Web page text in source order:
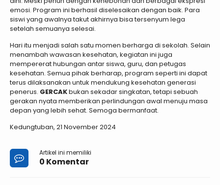
emosi. Program ini berhasil diselesaikan dengan baik. Para
siswi yang awalnya takut akhirnya bisa tersenyum lega
setelah semuanya selesai.
Hari itu menjadi salah satu momen berharga di sekolah. Selain
menambah wawasan kesehatan, kegiatan ini juga
mempererat hubungan antar siswa, guru, dan petugas
kesehatan. Semua pihak berharap, program seperti ini dapat
terus dilaksanakan untuk mendukung kesehatan generasi
penerus. GERCAKbukan sekadar singkatan, tetapi sebuah
gerakan nyata memberikan perlindungan awal menuju masa
depan yang lebih sehat. Semoga bermanfaat.
Kedungtuban, 21 November 2024
Artikel ini memiliki
0 Komentar